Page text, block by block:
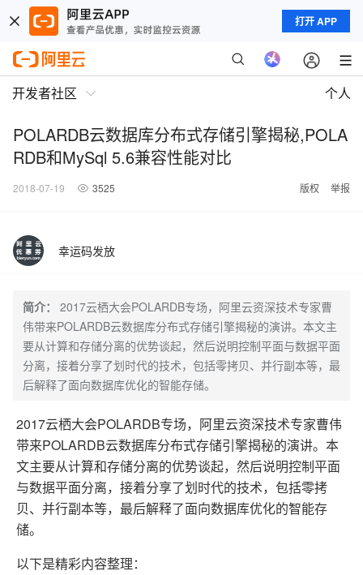
打开 APP
开发者社区 个人
POLARDB云数据库分布式存储引擎揭秘,POLA
RDB和MySql 5.6兼容性能对比
2018-07-19 3525 版权 举报
幸运码发放
简介：
2017云栖大会POLARDB专场，阿里云资深技术专家曹
伟带来POLARDB云数据库分布式存储引擎揭秘的演讲。本文主
要从计算和存储分离的优势谈起，然后说明控制平面与数据平面
分离，接着分享了划时代的技术，包括零拷贝、并行副本等，最
后解释了面向数据库优化的智能存储。
2017云栖大会POLARDB专场，阿里云资深技术专家曹伟
带来POLARDB云数据库分布式存储引擎揭秘的演讲。本
文主要从计算和存储分离的优势谈起，然后说明控制平面
与数据平面分离，接着分享了划时代的技术，包括零拷
贝、并行副本等，最后解释了面向数据库优化的智能存
储。
以下是精彩内容整理：